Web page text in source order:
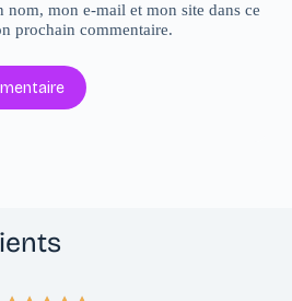
nom, mon e-mail et mon site dans ce
prochain commentaire.